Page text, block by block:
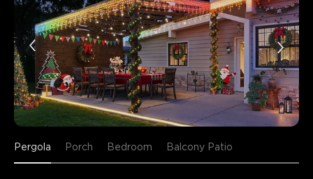
Pergola Porch Bedroom Balcony Patio